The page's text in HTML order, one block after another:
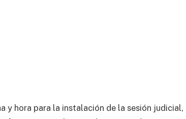
y hora para la instalación de la sesión judicial,